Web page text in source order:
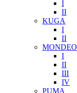
I
II
KUGA
I
II
MONDEO
I
II
III
IV
PUMA